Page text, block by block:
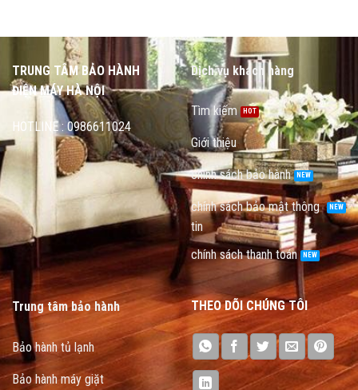
TRUNG TÂM BẢO HÀNH
ĐIỆN MÁY HÀ NỘI
HOTLINE : 0986611024
Dịch vụ khách hàng
Tìm kiếm
Giới thiệu
chính sách bảo hành
chính sách bảo mật thông
tin
chính sách thanh toán
Trung tâm bảo hành
Bảo hành tủ lạnh
Bảo hành máy giặt
THEO DÕI CHÚNG TÔI